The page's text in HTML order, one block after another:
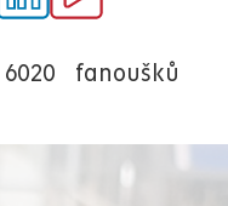
6020 fanoušků